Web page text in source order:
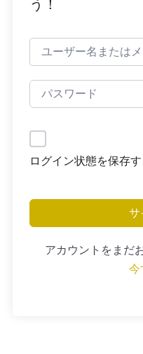
う！
ログイン状態を保存す
サ
アカウントをまだ
今